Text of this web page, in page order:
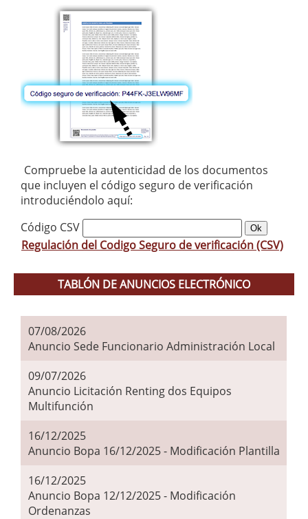
Compruebe la autenticidad de los documentos
que incluyen el código seguro de verificación
introduciéndolo aquí:
Código CSV
Regulación del Codigo Seguro de verificación (CSV)
TABLÓN DE ANUNCIOS ELECTRÓNICO
07/08/2026
Anuncio Sede Funcionario Administración Local
09/07/2026
Anuncio Licitación Renting dos Equipos
Multifunción
16/12/2025
Anuncio Bopa 16/12/2025 - Modificación Plantilla
16/12/2025
Anuncio Bopa 12/12/2025 - Modificación
Ordenanzas